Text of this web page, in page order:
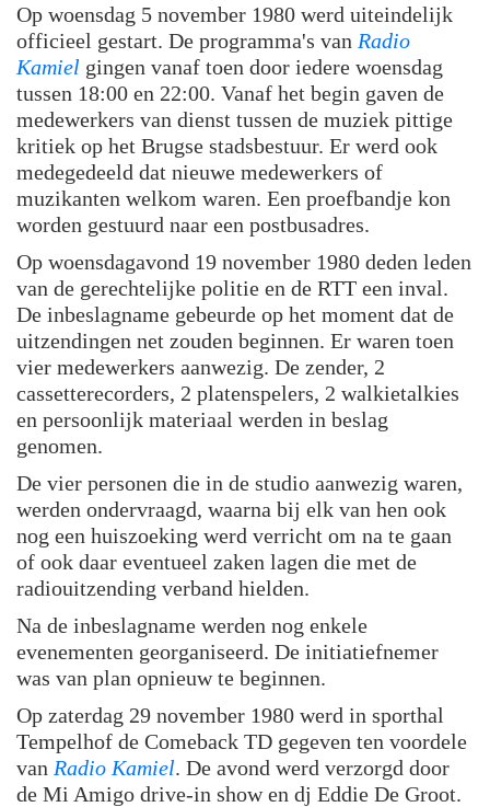
Op woensdag 5 november 1980 werd uiteindelijk
officieel gestart. De programma's van Radio
Kamiel gingen vanaf toen door iedere woensdag
tussen 18:00 en 22:00. Vanaf het begin gaven de
medewerkers van dienst tussen de muziek pittige
kritiek op het Brugse stadsbestuur. Er werd ook
medegedeeld dat nieuwe medewerkers of
muzikanten welkom waren. Een proefbandje kon
worden gestuurd naar een postbusadres.
Op woensdagavond 19 november 1980 deden leden
van de gerechtelijke politie en de RTT een inval.
De inbeslagname gebeurde op het moment dat de
uitzendingen net zouden beginnen. Er waren toen
vier medewerkers aanwezig. De zender, 2
cassetterecorders, 2 platenspelers, 2 walkietalkies
en persoonlijk materiaal werden in beslag
genomen.
De vier personen die in de studio aanwezig waren,
werden ondervraagd, waarna bij elk van hen ook
nog een huiszoeking werd verricht om na te gaan
of ook daar eventueel zaken lagen die met de
radiouitzending verband hielden.
Na de inbeslagname werden nog enkele
evenementen georganiseerd. De initiatiefnemer
was van plan opnieuw te beginnen.
Op zaterdag 29 november 1980 werd in sporthal
Tempelhof de Comeback TD gegeven ten voordele
van Radio Kamiel. De avond werd verzorgd door
de Mi Amigo drive-in show en dj Eddie De Groot.